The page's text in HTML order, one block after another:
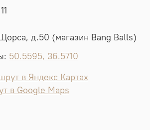
д.50 (магазин Bang Balls)
50.5595, 36.5710
в Яндекс Картах
в Google Maps